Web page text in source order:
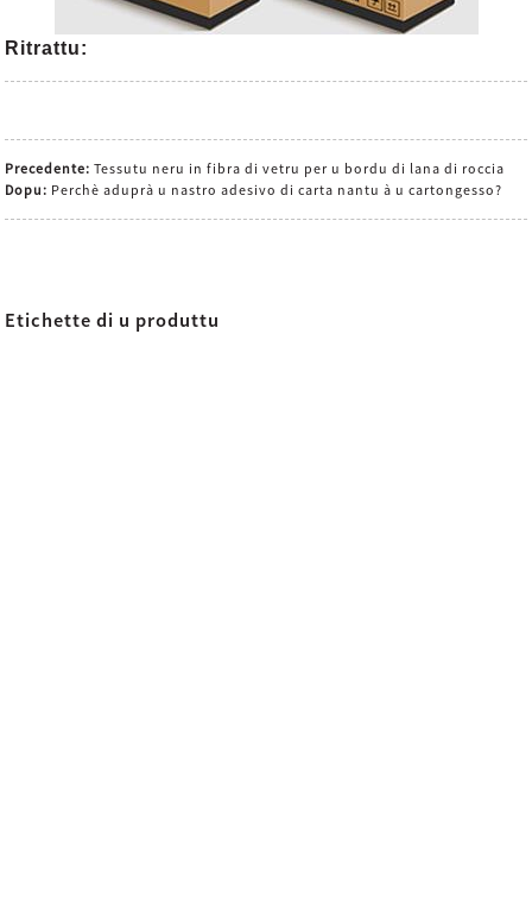
Ritrattu:
Precedente: Tessutu neru in fibra di vetru per u bordu di lana di roccia
Dopu: Perchè aduprà u nastro adesivo di carta nantu à u cartongesso?
Etichette di u produttu